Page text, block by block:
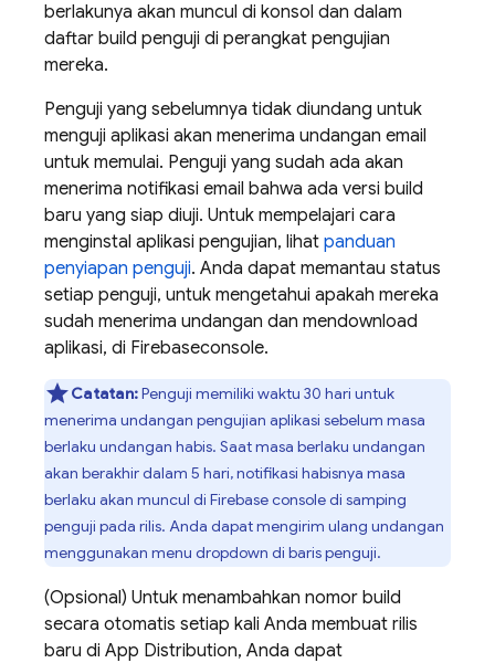
berlakunya akan muncul di konsol dan dalam
daftar build penguji di perangkat pengujian
mereka.
Penguji yang sebelumnya tidak diundang untuk
menguji aplikasi akan menerima undangan email
untuk memulai. Penguji yang sudah ada akan
menerima notifikasi email bahwa ada versi build
baru yang siap diuji. Untuk mempelajari cara
menginstal aplikasi pengujian, lihat panduan
penyiapan penguji. Anda dapat memantau status
setiap penguji, untuk mengetahui apakah mereka
sudah menerima undangan dan mendownload
aplikasi, di Firebaseconsole.
Catatan:Penguji memiliki waktu 30 hari untuk
menerima undangan pengujian aplikasi sebelum masa
berlaku undangan habis. Saat masa berlaku undangan
akan berakhir dalam 5 hari, notifikasi habisnya masa
berlaku akan muncul di Firebaseconsole di samping
penguji pada rilis. Anda dapat mengirim ulang undangan
menggunakan menu dropdown di baris penguji.
(Opsional) Untuk menambahkan nomor build
secara otomatis setiap kali Anda membuat rilis
baru di App Distribution, Anda dapat